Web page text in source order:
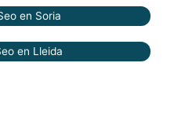
en Soria
en Lleida